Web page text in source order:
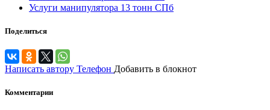
Услуги манипулятора 13 тонн СПб
Поделиться
Написать автору Телефон Добавить в блокнот
Комментарии